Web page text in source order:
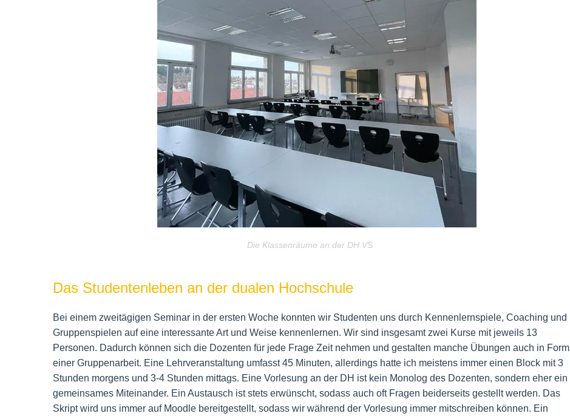
Die Klassenräume an der DH VS
Das Studentenleben an der dualen Hochschule
Bei einem zweitägigen Seminar in der ersten Woche konnten wir Studenten uns durch Kennenlernspiele, Coaching und
Gruppenspielen auf eine interessante Art und Weise kennenlernen. Wir sind insgesamt zwei Kurse mit jeweils 13
Personen. Dadurch können sich die Dozenten für jede Frage Zeit nehmen und gestalten manche Übungen auch in Form
einer Gruppenarbeit. Eine Lehrveranstaltung umfasst 45 Minuten, allerdings hatte ich meistens immer einen Block mit 3
Stunden morgens und 3-4 Stunden mittags. Eine Vorlesung an der DH ist kein Monolog des Dozenten, sondern eher ein
gemeinsames Miteinander. Ein Austausch ist stets erwünscht, sodass auch oft Fragen beiderseits gestellt werden. Das
Skript wird uns immer auf Moodle bereitgestellt, sodass wir während der Vorlesung immer mitschreiben können. Ein